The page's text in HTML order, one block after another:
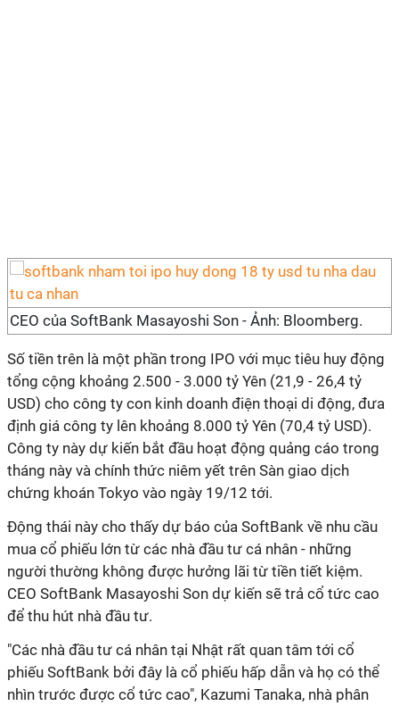
CEO của SoftBank Masayoshi Son - Ảnh: Bloomberg.
Số tiền trên là một phần trong IPO với mục tiêu huy động
tổng cộng khoảng 2.500 - 3.000 tỷ Yên (21,9 - 26,4 tỷ
USD) cho công ty con kinh doanh điện thoại di động, đưa
định giá công ty lên khoảng 8.000 tỷ Yên (70,4 tỷ USD).
Công ty này dự kiến bắt đầu hoạt động quảng cáo trong
tháng này và chính thức niêm yết trên Sàn giao dịch
chứng khoán Tokyo vào ngày 19/12 tới.
Động thái này cho thấy dự báo của SoftBank về nhu cầu
mua cổ phiếu lớn từ các nhà đầu tư cá nhân - những
người thường không được hưởng lãi từ tiền tiết kiệm.
CEO SoftBank Masayoshi Son dự kiến sẽ trả cổ tức cao
để thu hút nhà đầu tư.
"Các nhà đầu tư cá nhân tại Nhật rất quan tâm tới cổ
phiếu SoftBank bởi đây là cổ phiếu hấp dẫn và họ có thể
nhìn trước được cổ tức cao", Kazumi Tanaka, nhà phân